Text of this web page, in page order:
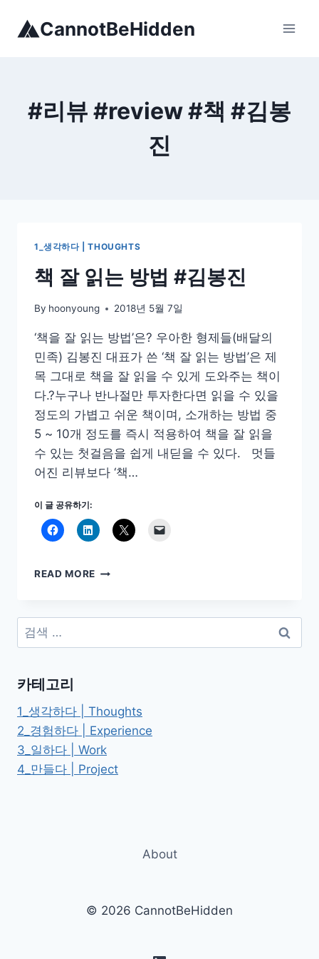
CannotBeHidden
#리뷰 #review #책 #김봉
진
1_생각하다 | THOUGHTS
책 잘 읽는 방법 #김봉진
By hoonyoung 2018년 5월 7일
‘책을 잘 읽는 방법’은? 우아한 형제들(배달의
민족) 김봉진 대표가 쓴 ‘책 잘 읽는 방법’은 제
목 그대로 책을 잘 읽을 수 있게 도와주는 책이
다.?누구나 반나절만 투자한다면 읽을 수 있을
정도의 가볍고 쉬운 책이며, 소개하는 방법 중
5 ~ 10개 정도를 즉시 적용하여 책을 잘 읽을
수 있는 첫걸음을 쉽게 내딛을 수 있다. 멋들
어진 리뷰보다 ‘책…
이 글 공유하기:
READ MORE 책
는
법
진
검
색:
카테고리
1_생각하다 | Thoughts
2_경험하다 | Experience
3_일하다 | Work
4_만들다 | Project
About
© 2026 CannotBeHidden